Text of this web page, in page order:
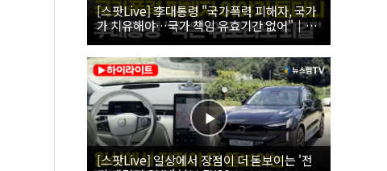
[스팟Live] 李대통령 "국가폭력 피해자, 국가
가 치유해야…국가 책임 유효기간 없어"｜
26.08.07 국가폭력 피해자 위로 오찬
[스팟Live] 일상에서 장점이 더 돋보이는 '전